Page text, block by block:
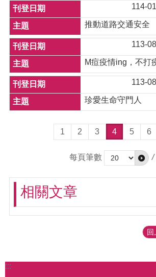
114-
推動道路交通安全
113-
M痘疫情ing，不打
113-
珍愛生命守門人
1 2 3 4 5 6
每頁筆數 /
相關文章
回
:::